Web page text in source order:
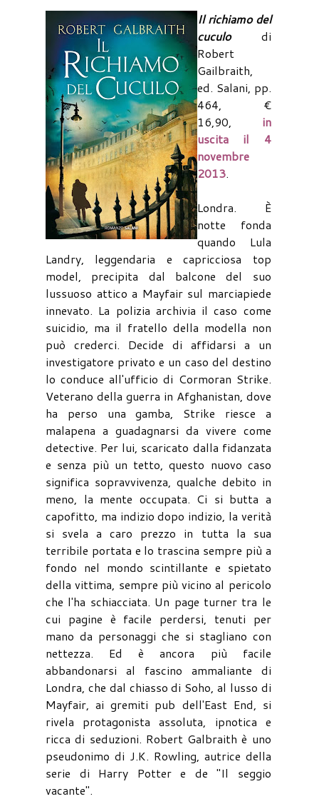
Il richiamo del
cuculodi
Robert
Gailbraith,
ed. Salani, pp.
464, €
16,90, in
uscita il 4
novembre
2013.
Londra. È
notte fonda
quando Lula
Landry, leggendaria e capricciosa top
model, precipita dal balcone del suo
lussuoso attico a Mayfair sul marciapiede
innevato. La polizia archivia il caso come
suicidio, ma il fratello della modella non
può crederci. Decide di affidarsi a un
investigatore privato e un caso del destino
lo conduce all'ufficio di Cormoran Strike.
Veterano della guerra in Afghanistan, dove
ha perso una gamba, Strike riesce a
malapena a guadagnarsi da vivere come
detective. Per lui, scaricato dalla fidanzata
e senza più un tetto, questo nuovo caso
significa sopravvivenza, qualche debito in
meno, la mente occupata. Ci si butta a
capofitto, ma indizio dopo indizio, la verità
si svela a caro prezzo in tutta la sua
terribile portata e lo trascina sempre più a
fondo nel mondo scintillante e spietato
della vittima, sempre più vicino al pericolo
che l'ha schiacciata. Un page turner tra le
cui pagine è facile perdersi, tenuti per
mano da personaggi che si stagliano con
nettezza. Ed è ancora più facile
abbandonarsi al fascino ammaliante di
Londra, che dal chiasso di Soho, al lusso di
Mayfair, ai gremiti pub dell'East End, si
rivela protagonista assoluta, ipnotica e
ricca di seduzioni. Robert Galbraith è uno
pseudonimo di J.K. Rowling, autrice della
serie di Harry Potter e de "Il seggio
vacante".